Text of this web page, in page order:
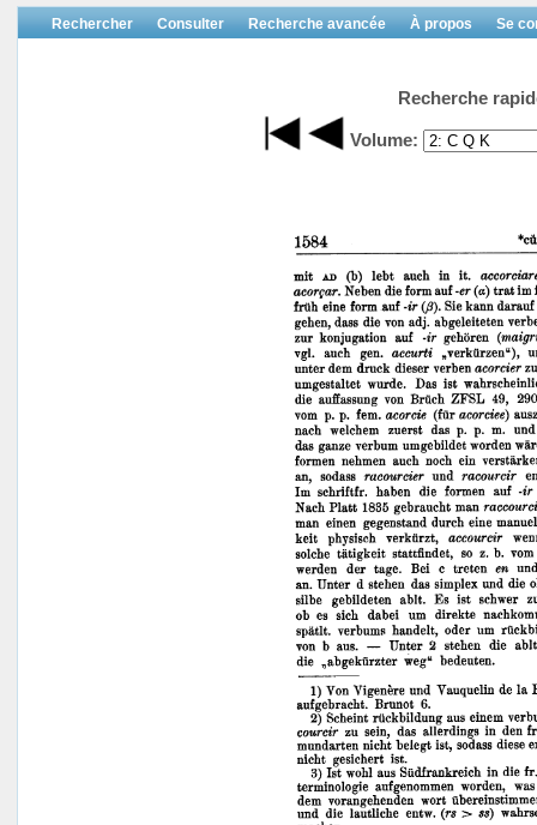
Rechercher Consulter Recherche avancée À propos Se
Recherche
Volume: